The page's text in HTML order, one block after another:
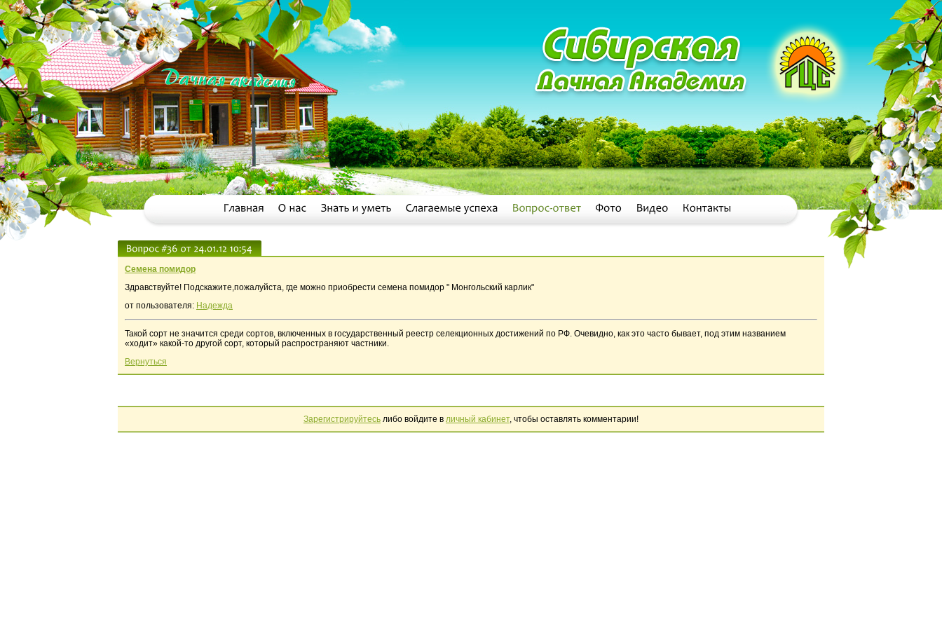
Семена помидор
Здравствуйте! Подскажите,пожалуйста, где можно приобрести семена помидор " Монгольский карлик"
от пользователя: Надежда
Такой сорт не значится среди сортов, включенных в государственный реестр селекционных достижений по РФ. Очевидно, как это часто бывает, под этим названием
«ходит» какой-то другой сорт, который распространяют частники.
Вернуться
Зарегистрируйтесь либо войдите в личный кабинет, чтобы оставлять комментарии!